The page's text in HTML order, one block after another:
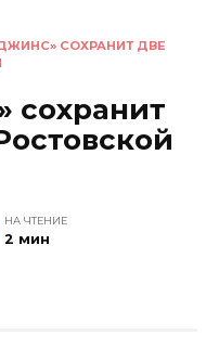
СОХРАНИТ ДВЕ
сохранит
НА ЧТЕНИЕ
2 мин